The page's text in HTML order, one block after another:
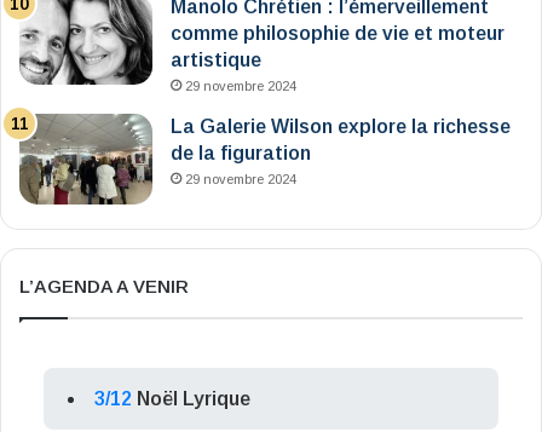
Manolo Chrétien : l’émerveillement
comme philosophie de vie et moteur
artistique
29 novembre 2024
La Galerie Wilson explore la richesse
de la figuration
29 novembre 2024
L’AGENDA A VENIR
3/12 Noël Lyrique